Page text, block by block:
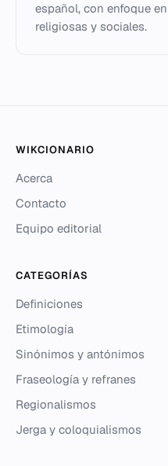
español, con enfoque
religiosas y sociales.
WIKCIONARIO
Acerca
Contacto
Equipo editorial
CATEGORÍAS
Definiciones
Etimología
Sinónimos y antónimos
Fraseología y refranes
Regionalismos
Jerga y coloquialismos